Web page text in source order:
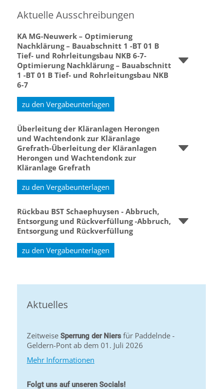
Aktuelle Ausschreibungen
KA MG-Neuwerk – Optimierung
Nachklärung – Bauabschnitt 1 -BT 01 B
Tief- und Rohrleitungsbau NKB 6-7-
Optimierung Nachklärung – Bauabschnitt
1 -BT 01 B Tief- und Rohrleitungsbau NKB
6-7
zu den Vergabeunterlagen
Überleitung der Kläranlagen Herongen
und Wachtendonk zur Kläranlage
Grefrath-Überleitung der Kläranlagen
Herongen und Wachtendonk zur
Kläranlage Grefrath
zu den Vergabeunterlagen
Rückbau BST Schaephuysen - Abbruch,
Entsorgung und Rückverfüllung -Abbruch,
Entsorgung und Rückverfüllung
zu den Vergabeunterlagen
Aktuelles
Zeitweise Sperrung der Niers für Paddelnde -
Geldern-Pont ab dem 01. Juli 2026
Mehr Informationen
Folgt uns auf unseren Socials!